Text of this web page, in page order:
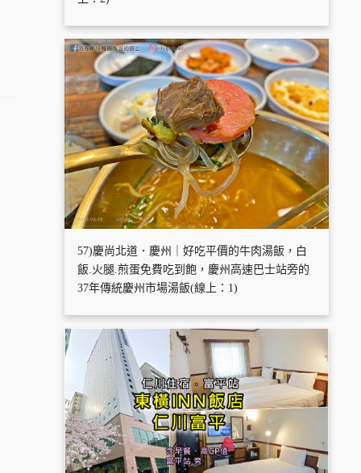
57)慶尚北道．慶州｜好吃平價的牛肉湯飯，白
飯.火腿.煎蛋免費吃到飽，慶州高速巴士站旁的
37年傳統慶州市場湯飯(線上：1)